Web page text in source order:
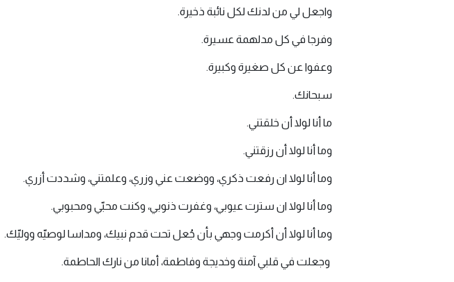
واجعل لي من لدنك لكل نائبة ذخيرة.
وفرجا في كل مدلهمة عسيرة.
وعفوا عن كل صغيرة وكبيرة.
سبحانك.
ما أنا لولا أن خلقتني.
وما أنا لولا أن رزقتني.
وما أنا لولا ان رفعت ذكري، ووضعت عني وزري، وعلمتني، وشددت أزري.
وما أنا لولا ان سترت عيوبي، وغفرت ذنوبي، وكنت محبّي ومحبوبي.
وما أنا لولا أن أكرمت وجهي بأن جُعل تحت قدم نبيك، ومداسا لوصيّه ووليّك.
وجعلت في قلبي آمنة وخديجة وفاطمة، أمانا من نارك الحاطمة.